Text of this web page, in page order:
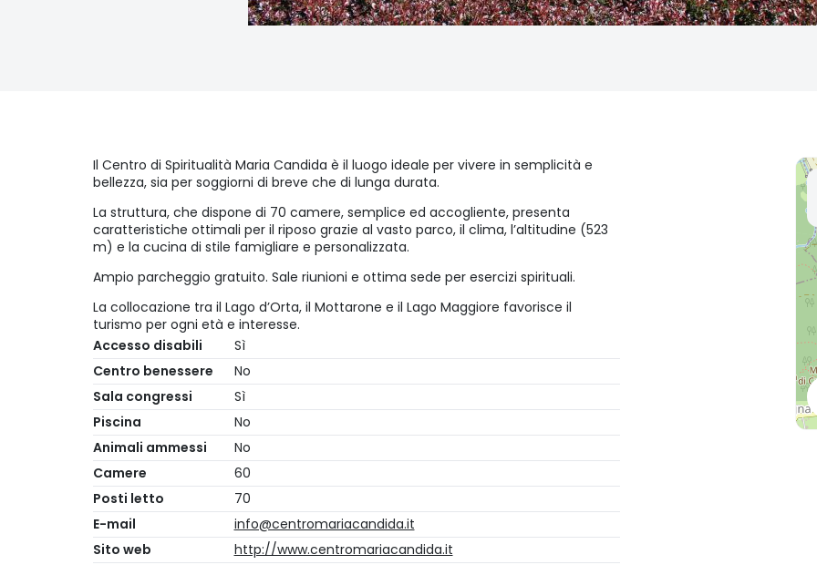
Il Centro di Spiritualità Maria Candida è il luogo ideale per vivere in semplicità e
bellezza, sia per soggiorni di breve che di lunga durata.
La struttura, che dispone di 70 camere, semplice ed accogliente, presenta
caratteristiche ottimali per il riposo grazie al vasto parco, il clima, l’altitudine (523
m) e la cucina di stile famigliare e personalizzata.
Ampio parcheggio gratuito. Sale riunioni e ottima sede per esercizi spirituali.
La collocazione tra il Lago d’Orta, il Mottarone e il Lago Maggiore favorisce il
turismo per ogni età e interesse.
Accesso disabili
Sì
Centro benessere
No
Sala congressi
Sì
Piscina
No
Animali ammessi
No
Camere
60
Posti letto
70
E-mail
info@centromariacandida.it
Sito web
http://www.centromariacandida.it